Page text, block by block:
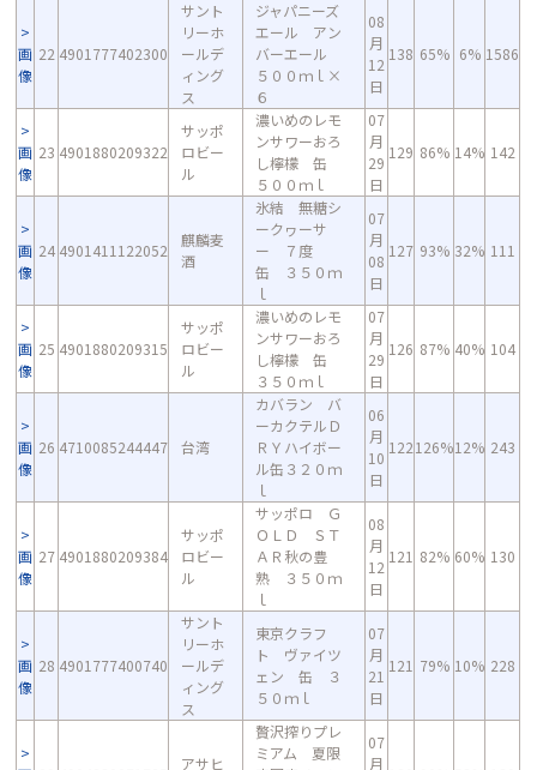
画
像
22 4901777402300
サント
リーホ
ールデ
ィング
ス
ジャパニーズ
エール アン
バーエール
５００ｍｌ×
６
08
月
12
日
138 65% 6% 1586
画
像
23 4901880209322
サッポ
ロビー
ル
濃いめのレモ
ンサワーおろ
し檸檬 缶
５００ｍｌ
07
月
29
日
129 86% 14% 142
画
像
24 4901411122052
麒麟麦
酒
氷結 無糖シ
ークヮーサ
ー ７度
缶 ３５０ｍ
ｌ
07
月
08
日
127 93% 32% 111
画
像
25 4901880209315
サッポ
ロビー
ル
濃いめのレモ
ンサワーおろ
し檸檬 缶
３５０ｍｌ
07
月
29
日
126 87% 40% 104
画
像
26 4710085244447 台湾
カバラン バ
ーカクテルＤ
ＲＹハイボー
ル缶３２０ｍ
ｌ
06
月
10
日
122126%12% 243
画
像
27 4901880209384
サッポ
ロビー
ル
サッポロ Ｇ
ＯＬＤ ＳＴ
ＡＲ秋の豊
熟 ３５０ｍ
ｌ
08
月
12
日
121 82% 60% 130
画
像
28 4901777400740
サント
リーホ
ールデ
ィング
ス
東京クラフ
ト ヴァイツ
ェン 缶 ３
５０ｍｌ
07
月
21
日
121 79% 10% 228
アサヒ
贅沢搾りプレ
ミアム 夏限
07
月